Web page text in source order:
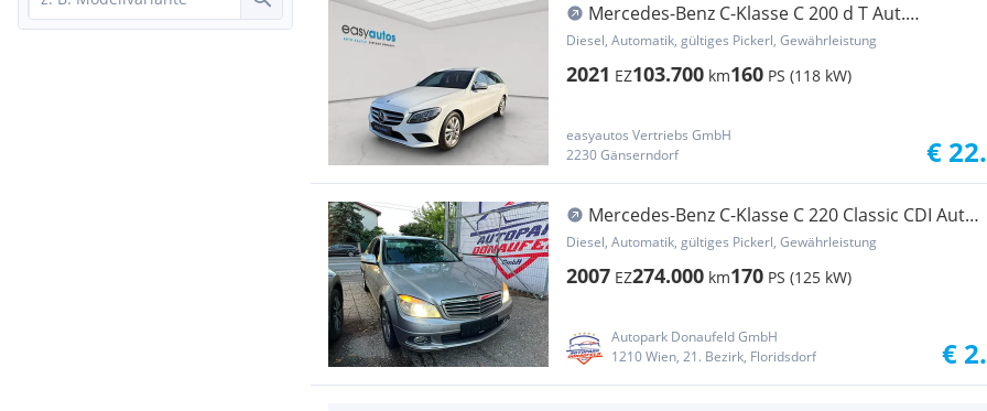
Mercedes-Benz C-Klasse C 200 d T Aut.
ELEKTRISCHE HECKKLAPPE LED-SCHEI...
Diesel, Automatik, gültiges Pickerl, Gewährleistung
2021 EZ103.700 km160 PS (118 kW)
easyautos Vertriebs GmbH
2230 Gänserndorf
€
Mercedes-Benz C-Klasse C 220 Classic CDI Aut. -
EXPORT/BASTLER-
Diesel, Automatik, gültiges Pickerl, Gewährleistung
2007 EZ274.000 km170 PS (125 kW)
Autopark Donaufeld GmbH
1210 Wien, 21. Bezirk, Floridsdorf
€